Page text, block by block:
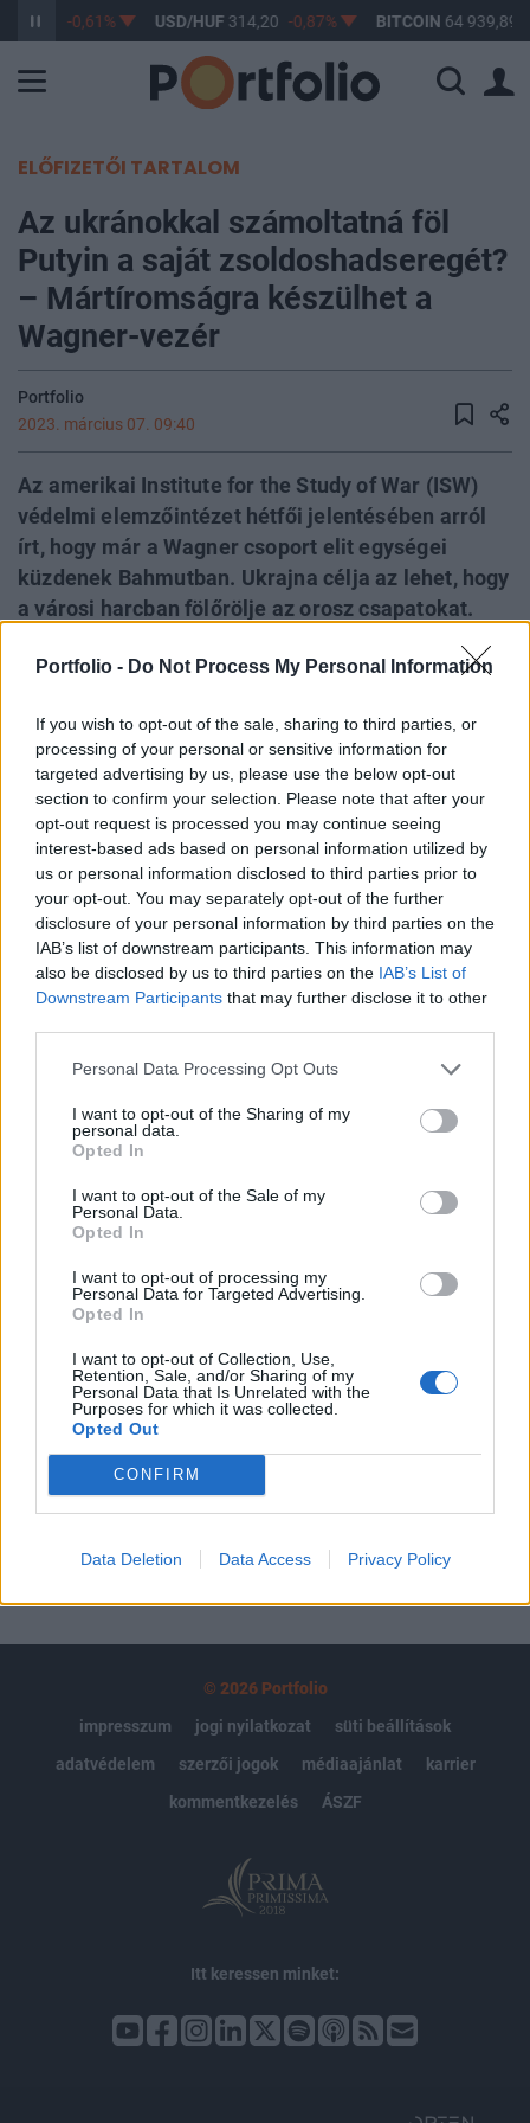
Portfolio - Do Not Process My Personal Information
If you wish to opt-out of the sale, sharing to third parties, or
processing of your personal or sensitive information for
targeted advertising by us, please use the below opt-out
section to confirm your selection. Please note that after your
opt-out request is processed you may continue seeing
interest-based ads based on personal information utilized by
us or personal information disclosed to third parties prior to
your opt-out. You may separately opt-out of the further
disclosure of your personal information by third parties on the
IAB’s list of downstream participants. This information may
also be disclosed by us to third parties on the IAB’s List of
Downstream Participants that may further disclose it to other
Personal Data Processing Opt Outs
I want to opt-out of the Sharing of my
personal data.
Opted In
I want to opt-out of the Sale of my
Personal Data.
Opted In
I want to opt-out of processing my
Personal Data for Targeted Advertising.
Opted In
I want to opt-out of Collection, Use,
Retention, Sale, and/or Sharing of my
Personal Data that Is Unrelated with the
Purposes for which it was collected.
Opted Out
CONFIRM
Data Deletion Data Access Privacy Policy
363,17 -0,61% USD/HUF 314,20 -0,87% BITCOIN 64 939,89
ELŐFIZETŐI TARTALOM
Az ukránokkal számoltatná föl
Putyin a saját zsoldoshadseregét?
– Mártíromságra készülhet a
Wagner-vezér
Portfolio
2023. március 07. 09:40
Az amerikai Institute for the Study of War (ISW)
védelmi elemzőintézet hétfői jelentésében arról
írt, hogy már a Wagner csoport elit egységei
küzdenek Bahmutban. Ukrajna célja az lehet, hogy
a városi harcban fölőrölje az orosz csapatokat.
veszteségeket szenvedjen, nemcsak Ukrajna és a
minisztériumé, sőt Vlagyimir Putyiné is, Jevgenyij
Prigozsin Wagner-vezér hatalma és hírneve
ugyanis nagyon megnőtt az utóbbi időben, amit
már a Kreml is veszélyesnek érzékelhet.
Az ISW úgy értékeli, hogy Ukrajna egyelőre nem tervez
gyors kivonulást Bahmutból, és ezt az ukrán vezetés
kijelentései is alátámasztják. Volodimir Zelenszkij ukrán
elnök hétfőn bejelentette, erősítést rendelt el Bahmutba,
Mihajlo Podoljak elnöki tanácsadó szerint pedig Bahmut
KEDVES OLVASÓNK!
A keresett cikk a portfolio.hu hírarchívumához
tartozik, melynek olvasása előfizetéses
regisztrációhoz kötött.
Az előfizetés a következőket tartalmazza:
Portfolio.hu teljes cikkarchívum
Kötéslisták: BÉT elmúlt 2 év napon belüli
kötéslistái
Előfizetés
MÁR ELŐFIZETŐNK VAGY?
© 2026 Portfolio
impresszum
jogi nyilatkozat
süti beállítások
adatvédelem
szerzői jogok médiaajánlat
karrier
kommentkezelés
ÁSZF
Itt keressen minket: